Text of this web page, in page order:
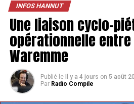
INFOS HANNUT
Une liaison cyclo-
opérationnelle
Waremme
Publié le Il y a 4 jours on 5 août
Par Radio Compile